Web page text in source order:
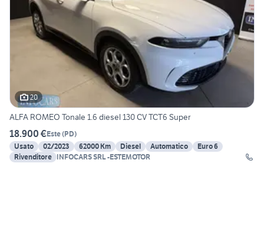
20
ALFA ROMEO Tonale 1.6 diesel 130 CV TCT6 Super
18.900 €Este(PD)
Usato
02/2023 62000 Km Diesel Automatico
Euro 6
Rivenditore INFOCARS SRL -ESTEMOTOR